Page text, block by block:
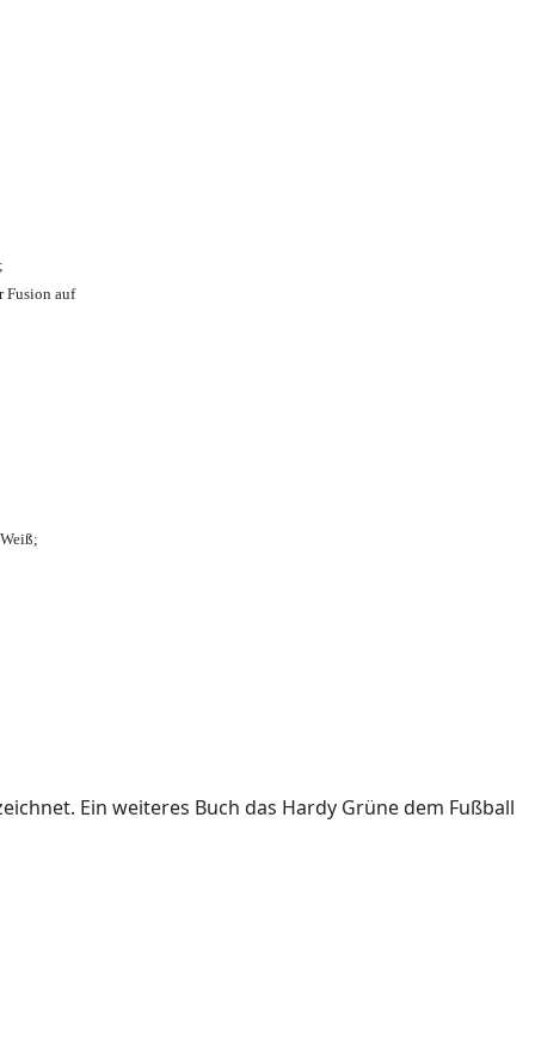
Fusion auf
Ein weiteres Buch das Hardy Grüne dem Fußball